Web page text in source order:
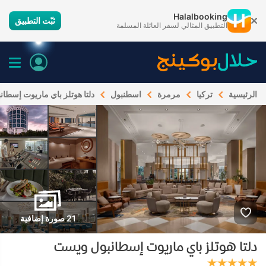
Halalbooking
التطبيق المثالي لسفر العائلة المسلمة ثبّت التطبيق
الرئيسية تركيا مرمرة اسطنبول دلتا هوتلز باي ماريوت
21 صورة إضافية
دلتا هوتلز باي ماريوت إسطانبول ويست